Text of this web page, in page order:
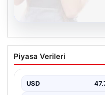
Kelebek sohbet
İletişimin Seviyeli
İnternet çağında
Piyasa Verileri
USD